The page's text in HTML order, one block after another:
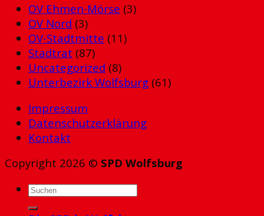
OV Ehmen-Mörse (3)
OV Nord (3)
OV-Stadtmitte (11)
Stadtrat (87)
Uncategorized (8)
Unterbezirk Wolfsburg (61)
Impressum
Datenschutzerklärung
Kontakt
Copyright 2026 © SPD Wolfsburg